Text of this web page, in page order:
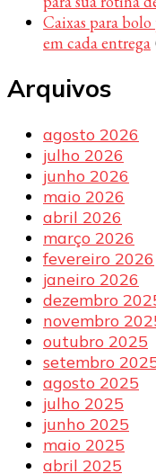
Caixas para bolo
em cada entrega
Arquivos
agosto 2026
julho 2026
junho 2026
maio 2026
abril 2026
março 2026
fevereiro 2026
janeiro 2026
dezembro
novembro
outubro 2025
setembro
agosto 2025
julho 2025
junho 2025
maio 2025
abril 2025